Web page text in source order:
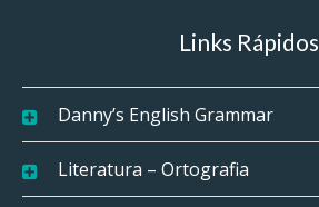
Links Rápidos
Danny’s English Grammar
Literatura – Ortografia